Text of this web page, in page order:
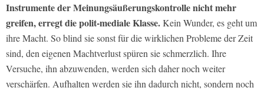
Instrumente der Meinungsäußerungskontrolle nicht mehr
greifen, erregt die polit-mediale Klasse.Kein Wunder, es geht um
ihre Macht. So blind sie sonst für die wirklichen Probleme der Zeit
sind, den eigenen Machtverlust spüren sie schmerzlich. Ihre
Versuche, ihn abzuwenden, werden sich daher noch weiter
verschärfen. Aufhalten werden sie ihn dadurch nicht, sondern noch